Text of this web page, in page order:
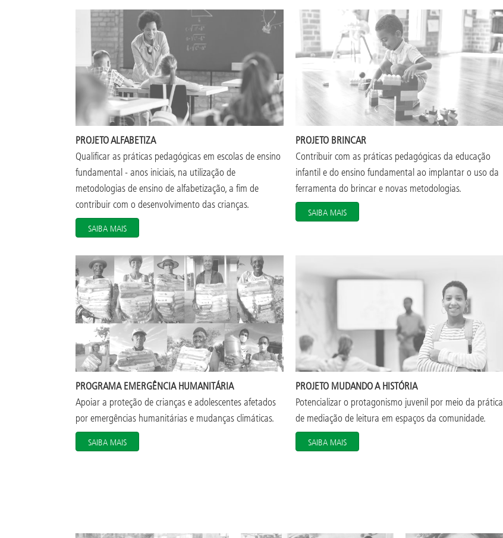
PROJETO ALFABETIZA
Qualificar as práticas pedagógicas em escolas de ensino
fundamental - anos iniciais, na utilização de
metodologias de ensino de alfabetização, a fim de
contribuir com o desenvolvimento das crianças.
SAIBA MAIS
PROJETO BRINCAR
Contribuir com as práticas pedagógicas da educação
infantil e do ensino fundamental ao implantar o uso da
ferramenta do brincar e novas metodologias.
SAIBA MAIS
PROGRAMA EMERGÊNCIA HUMANITÁRIA
Apoiar a proteção de crianças e adolescentes afetados
por emergências humanitárias e mudanças climáticas.
SAIBA MAIS
PROJETO MUDANDO A HISTÓRIA
Potencializar o protagonismo juvenil por meio da prática
de mediação de leitura em espaços da comunidade.
SAIBA MAIS